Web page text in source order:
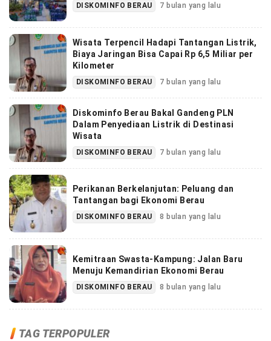
DISKOMINFO BERAU 7 bulan yang lalu
Wisata Terpencil Hadapi Tantangan Listrik,
Biaya Jaringan Bisa Capai Rp 6,5 Miliar per
Kilometer
DISKOMINFO BERAU 7 bulan yang lalu
Diskominfo Berau Bakal Gandeng PLN
Dalam Penyediaan Listrik di Destinasi
Wisata
DISKOMINFO BERAU 7 bulan yang lalu
Perikanan Berkelanjutan: Peluang dan
Tantangan bagi Ekonomi Berau
DISKOMINFO BERAU 8 bulan yang lalu
Kemitraan Swasta-Kampung: Jalan Baru
Menuju Kemandirian Ekonomi Berau
DISKOMINFO BERAU 8 bulan yang lalu
TAG TERPOPULER